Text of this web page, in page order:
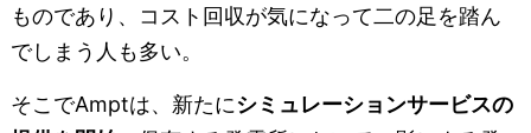
ものであり、コスト回収が気になって二の足を踏ん
でしまう人も多い。
そこでAmptは、新たにシミュレーションサービスの